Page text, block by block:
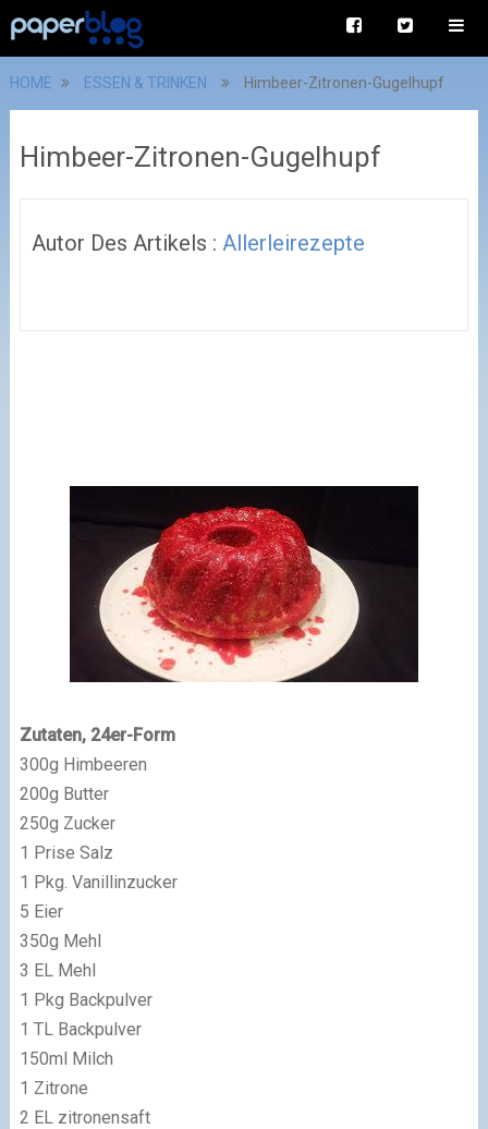
HOME ESSEN & TRINKEN Himbeer-Zitronen-Gugelhupf
Himbeer-Zitronen-Gugelhupf
Autor Des Artikels : Allerleirezepte
Zutaten, 24er-Form
300g Himbeeren
200g Butter
250g Zucker
1 Prise Salz
1 Pkg. Vanillinzucker
5 Eier
350g Mehl
3 EL Mehl
1 Pkg Backpulver
1 TL Backpulver
150ml Milch
1 Zitrone
2 EL zitronensaft